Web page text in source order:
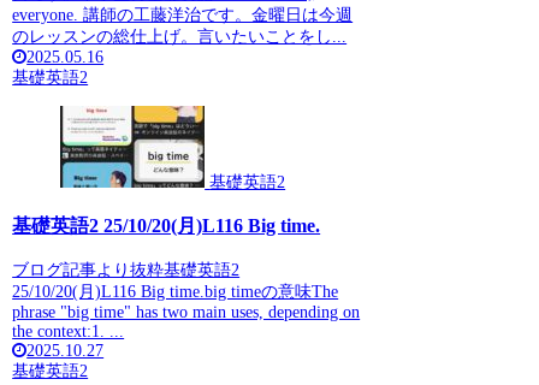
everyone. 講師の工藤洋治です。金曜日は今週
のレッスンの総仕上げ。言いたいことをし...
2025.05.16
基礎英語2
基礎英語2
基礎英語2 25/10/20(月)L116 Big time.
ブログ記事より抜粋基礎英語2
25/10/20(月)L116 Big time.big timeの意味The
phrase "big time" has two main uses, depending on
the context:1. ...
2025.10.27
基礎英語2